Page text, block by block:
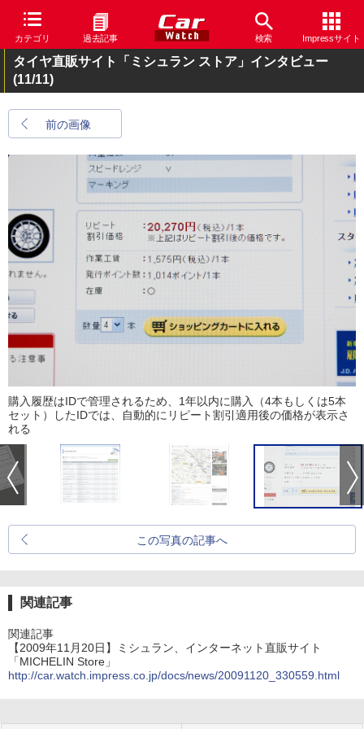
カテゴリ 過去記事 検索 Impressサイト
タイヤ直販サイト「ミシュラン ストア」インタビュー
(11/11)
前の画像
購入履歴はIDで管理されるため、1年以内に購入（4本もしくは5本
セット）したIDでは、自動的にリピート割引適用後の価格が表示さ
れる
この写真の記事へ
関連記事
関連記事
【2009年11月20日】ミシュラン、インターネット直販サイト
「MICHELIN Store」
http://car.watch.impress.co.jp/docs/news/20091120_330559.html